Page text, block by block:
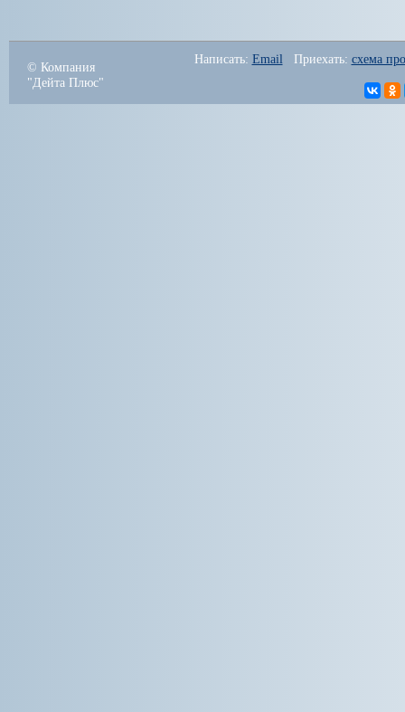
© Компания
"Дейта Плюс"
Написать: Email
   Приехать:
схема